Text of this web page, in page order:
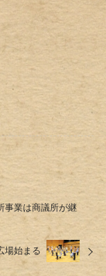
業は商議所が継
場始まる